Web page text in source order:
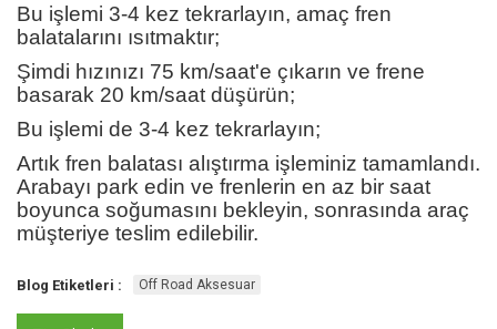
Bu işlemi 3-4 kez tekrarlayın, amaç fren
balatalarını ısıtmaktır;
Şimdi hızınızı 75 km/saat'e çıkarın ve frene
basarak 20 km/saat düşürün;
Bu işlemi de 3-4 kez tekrarlayın;
Artık fren balatası alıştırma işleminiz tamamlandı.
Arabayı park edin ve frenlerin en az bir saat
boyunca soğumasını bekleyin, sonrasında araç
müşteriye teslim edilebilir.
Blog Etiketleri : Off Road Aksesuar